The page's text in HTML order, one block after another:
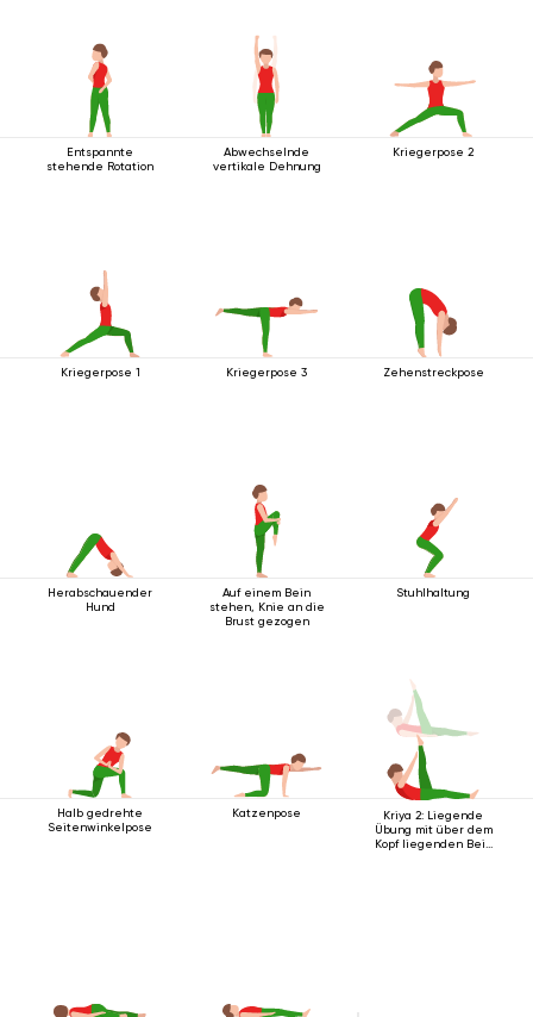
Entspannte
stehende Rotation
Abwechselnde
vertikale Dehnung
Kriegerpose 2
Kriegerpose 1 Kriegerpose 3 Zehenstreckpose
Herabschauender
Hund
Auf einem Bein
stehen, Knie an die
Brust gezogen
Stuhlhaltung
Halb gedrehte
Seitenwinkelpose
Katzenpose
Kriya 2: Liegende
Übung mit über dem
Kopf liegenden Bein